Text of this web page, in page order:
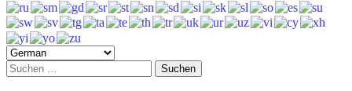
Suchen
nach: